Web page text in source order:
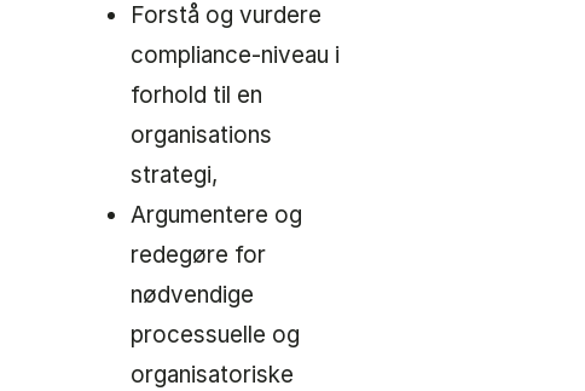
Forstå og vurdere
compliance-niveau i
forhold til en
organisations
strategi,
Argumentere og
redegøre for
nødvendige
processuelle og
organisatoriske